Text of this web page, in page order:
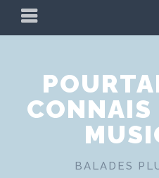
PRIMARY
MENU
CONNAIS
BALADES